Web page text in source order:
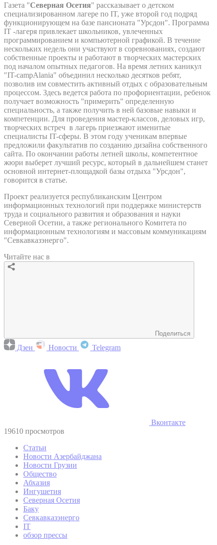
Газета "Северная Осетия" рассказывает о детском
специализированном лагере по IT, уже второй год подряд
функционирующем на базе пансионата "Урсдон". Программа
IT -лагеря привлекает школьников, увлеченных
программированием и компьютерной графикой. В течение
нескольких недель они участвуют в соревнованиях, создают
собственные проекты и работают в творческих мастерских
под началом опытных педагогов. На время летних каникул
"IT-campAlania" объединил несколько десятков ребят,
позволив им совместить активный отдых с образовательным
процессом. Здесь ведется работа по профориентации, ребенок
получает возможность "примерить" определенную
специальность, а также получить в ней базовые навыки и
компетенции. Для проведения мастер-классов, деловых игр,
творческих встреч в лагерь приезжают именитые
специалисты IT-сферы. В этом году ученикам впервые
предложили факультатив по созданию дизайна собственного
сайта. По окончании работы летней школы, компетентное
жюри выберет лучший ресурс, который в дальнейшем станет
основной интернет-площадкой базы отдыха "Урсдон",
говорится в статье.
Проект реализуется республиканским Центром
информационных технологий при поддержке министерств
труда и социального развития и образования и науки
Северной Осетии, а также регионального Комитета по
информационным технологиям и массовым коммуникациям
"Севкавказэнерго".
Читайте нас в
Поделиться
Дзен Новости Telegram
Вконтакте
19610 просмотров
Статьи
Новости Азербайджана
Новости Грузии
Общество
Абхазия
Ингушетия
Северная Осетия
Баку
Севкавказэнерго
IT
обзор прессы